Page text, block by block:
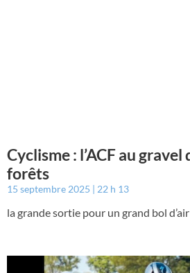
Cyclisme : l’ACF au gravel
forêts
15 septembre 2025 22 h 13
la grande sortie pour un grand bol